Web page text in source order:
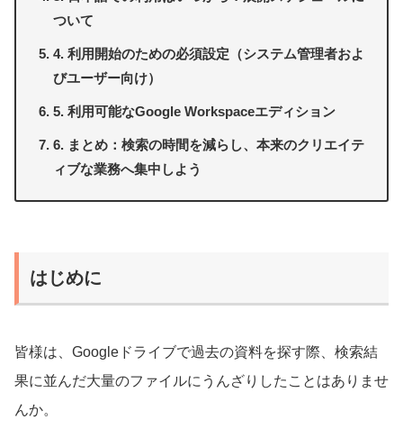
ついて
4. 利用開始のための必須設定（システム管理者およ
びユーザー向け）
5. 利用可能なGoogle Workspaceエディション
6. まとめ：検索の時間を減らし、本来のクリエイテ
ィブな業務へ集中しよう
はじめに
皆様は、Googleドライブで過去の資料を探す際、検索結
果に並んだ大量のファイルにうんざりしたことはありませ
んか。